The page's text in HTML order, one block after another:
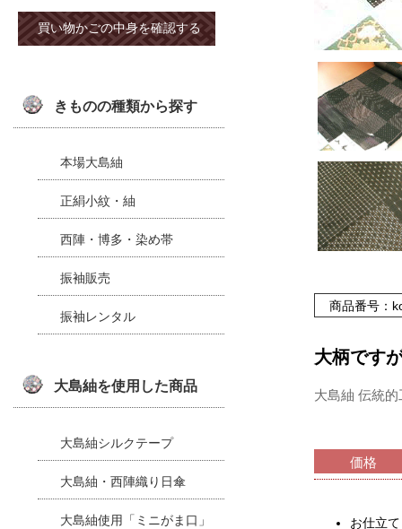
きものの種類から探す
本場大島紬
正絹小紋・紬
西陣・博多・染め帯
振袖販売
振袖レンタル
大島紬を使用した商品
大島紬シルクテープ
大島紬・西陣織り日傘
大島紬使用「ミニがま口」
商品番号：
大柄です
大島紬 伝統
価格
お仕立